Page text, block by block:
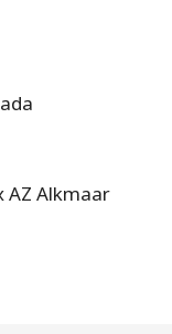
AZ Alkmaar